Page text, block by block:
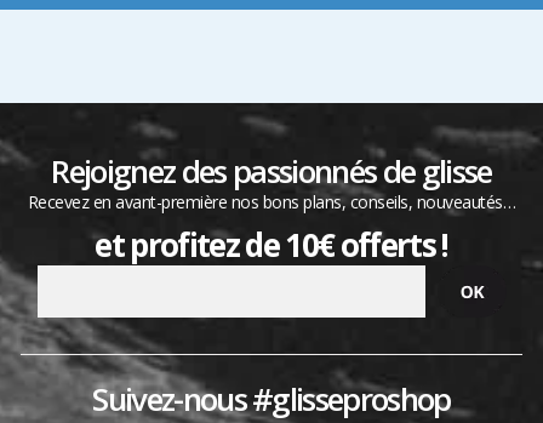
Rejoignez des passionnés de glisse
Recevez en avant-première nos bons plans, conseils, nouveautés…
et profitez de 10€ offerts !
Suivez-nous #glisseproshop